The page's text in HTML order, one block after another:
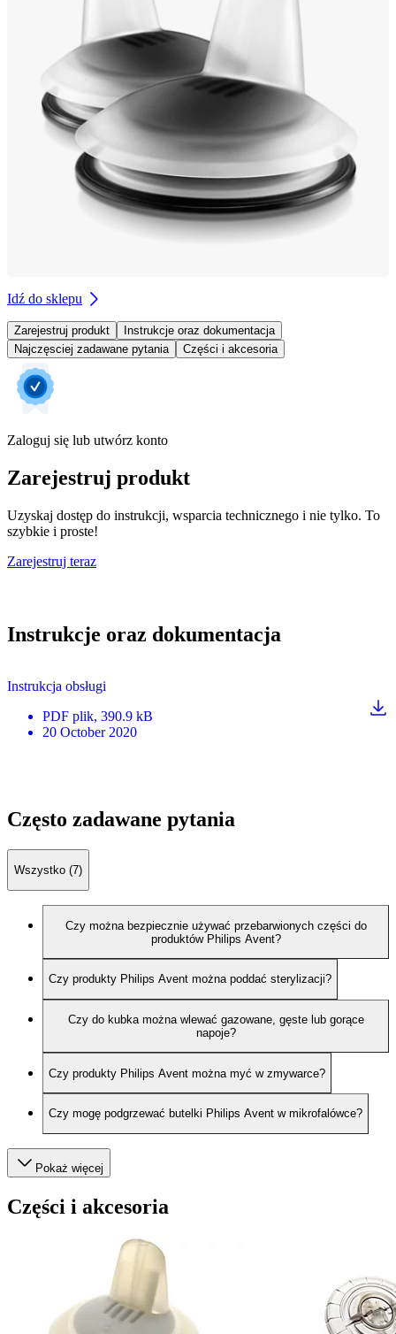
Idź do sklepu
Zarejestruj produkt
Instrukcje oraz dokumentacja
Najczęsciej zadawane pytania
Części i akcesoria
Zaloguj się lub utwórz konto
Zarejestruj produkt
Uzyskaj dostęp do instrukcji, wsparcia technicznego i nie tylko. To
szybkie i proste!
Zarejestruj teraz
Instrukcje oraz dokumentacja
Instrukcja obsługi
PDF plik, 390.9 kB
20 October 2020
Często zadawane pytania
Wszystko (7)
Czy można bezpiecznie używać przebarwionych części do
produktów Philips Avent?
Czy produkty Philips Avent można poddać sterylizacji?
Czy do kubka można wlewać gazowane, gęste lub gorące
napoje?
Czy produkty Philips Avent można myć w zmywarce?
Czy mogę podgrzewać butelki Philips Avent w mikrofalówce?
Pokaż więcej
Części i akcesoria